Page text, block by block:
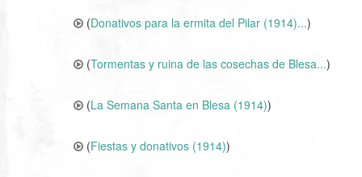
(Donativos para la ermita del Pilar (1914)...)
(Tormentas y ruina de las cosechas de Blesa...)
(La Semana Santa en Blesa (1914))
(Fiestas y donativos (1914))